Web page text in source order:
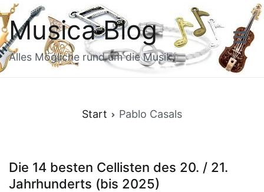
Zum
Inhalt
springen
Musica Blog
Alles Mögliche rund um die Musik
Start Pablo Casals
Die 14 besten Cellisten des 20. / 21.
Jahrhunderts (bis 2025)